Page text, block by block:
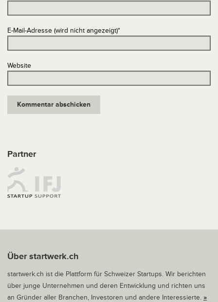
E-Mail-Adresse (wird nicht angezeigt)*
Website
Partner
Über startwerk.ch
startwerk.ch ist die Plattform für Schweizer Startups. Wir berichten
über junge Unternehmen und deren Entwicklung und richten uns
an Gründer aller Branchen, Investoren und andere Interessierte. »